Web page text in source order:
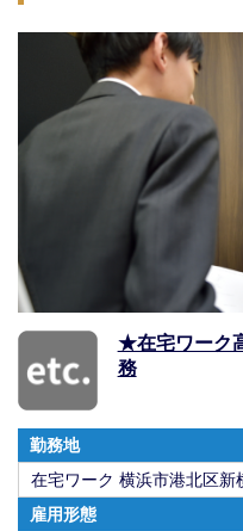
★在宅ワーク
務
勤務地
在宅ワーク 横浜市港北区新
雇用形態